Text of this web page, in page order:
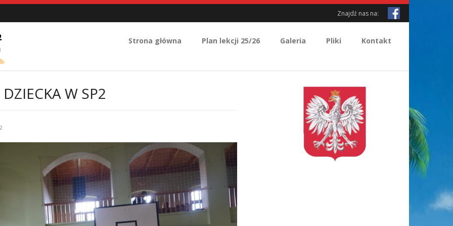
Znajdź nas na:
Strona główna Plan lekcji 25/26 Galeria Pliki Kontakt
W SP2